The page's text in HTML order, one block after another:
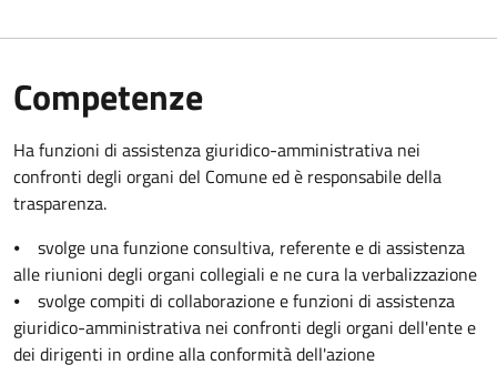
Competenze
Ha funzioni di assistenza giuridico-amministrativa nei
confronti degli organi del Comune ed è responsabile della
trasparenza.
⦁ svolge una funzione consultiva, referente e di assistenza
alle riunioni degli organi collegiali e ne cura la verbalizzazione
⦁ svolge compiti di collaborazione e funzioni di assistenza
giuridico-amministrativa nei confronti degli organi dell'ente e
dei dirigenti in ordine alla conformità dell'azione